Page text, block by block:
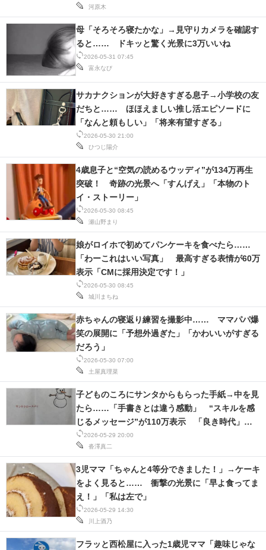
河原木
2026-05-31 07:45
富永なび
母「そろそろ寝たかな」→見守りカメラを確認す
ると…… ドキッと驚く光景に3万いいね
2026-05-30 21:00
ひつじ陽介
サカナクションが大好きすぎる息子→小学校の友
だちと…… ほほえましい推し活エピソードに
「なんと頼もしい」「将来有望すぎる」
2026-05-30 08:45
瀬山野まり
4歳息子と“空気の読めるウッディ”が134万再生
突破！ 奇跡の光景へ「すんげえ」「本物のト
イ・ストーリー」
2026-05-30 08:45
城川まちね
娘がロイホで初めてパンケーキを食べたら……
「わーこれはいい写真」 最高すぎる表情が60万
表示「CMに採用決定です！」
2026-05-30 07:00
土屋真理菜
赤ちゃんの寝返り練習を撮影中…… ママパパ爆
笑の展開に「予想外過ぎた」「かわいいがすぎる
だろう」
2026-05-29 20:00
沓澤真二
子どものころにサンタからもらった手紙→中を見
たら……「手書きとは違う感動」 “スキルを感
じるメッセージ”が110万表示 「良き時代」
「愛を感じる」
2026-05-29 14:30
川上酒乃
3児ママ「ちゃんと4等分できました！」→ケーキ
をよく見ると…… 衝撃の光景に「早よ食ってま
え！」「私は左で」
フラッと西松屋に入った1歳児ママ「趣味じゃな